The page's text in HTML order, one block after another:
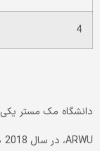
4
دانشگاه مک مستر یکی